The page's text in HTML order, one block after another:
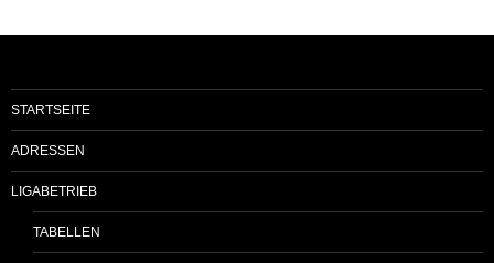
STARTSEITE
ADRESSEN
LIGABETRIEB
TABELLEN